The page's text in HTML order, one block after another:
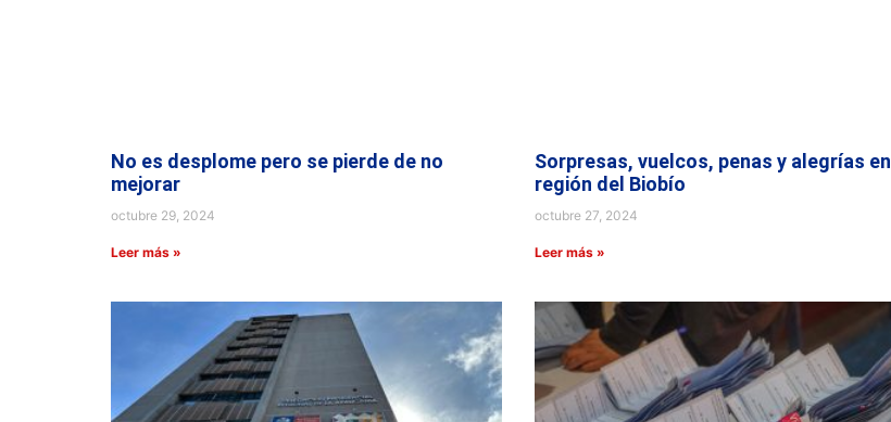
No es desplome pero se pierde de no
mejorar
octubre 29, 2024
Leer más »
Sorpresas, vuelcos, penas y alegrías en
región del Biobío
octubre 27, 2024
Leer más »